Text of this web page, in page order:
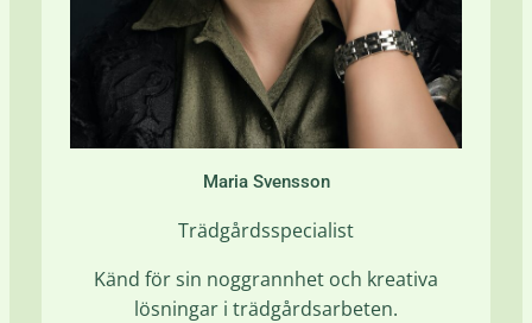
Maria Svensson
Trädgårdsspecialist
Känd för sin noggrannhet och kreativa
lösningar i trädgårdsarbeten.